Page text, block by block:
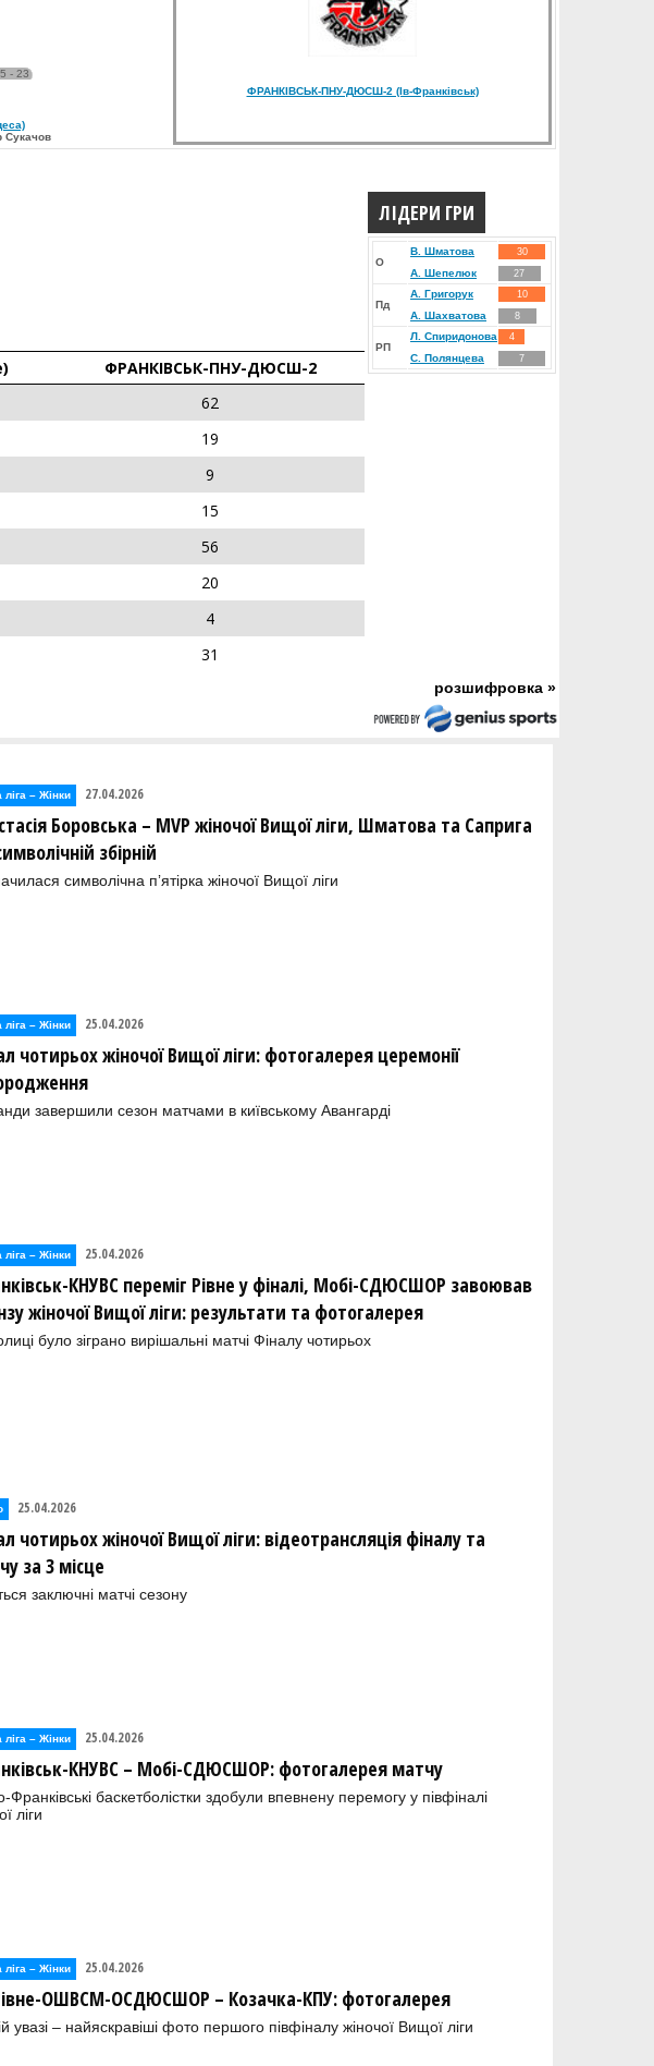
- 23
Сукачов
ФРАНКІВСЬК-ПНУ-ДЮСШ-2 (Ів-Франківськ)
ФРАНКІВСЬК-ПНУ-ДЮСШ-2
62
19
9
15
56
20
4
31
ЛІДЕРИ ГРИ
О
В. Шматова 30
А. Шепелюк 27
Пд
А. Григорук 10
А. Шахватова 8
РП
Л. Спиридонова 4
С. Полянцева 7
розшифровка »
лiга – Жiнки 27.04.2026
Боровська – MVP жіночої Вищої ліги, Шматова та Саприга
збірній
символічна пʼятірка жіночої Вищої ліги
лiга – Жiнки 25.04.2026
чотирьох жіночої Вищої ліги: фотогалерея церемонії
завершили сезон матчами в київському Авангарді
лiга – Жiнки 25.04.2026
КНУВС переміг Рівне у фіналі, Мобі-СДЮСШОР завоював
жіночої Вищої ліги: результати та фотогалерея
було зіграно вирішальні матчі Фіналу чотирьох
25.04.2026
чотирьох жіночої Вищої ліги: відеотрансляція фіналу та
за 3 місце
заключні матчі сезону
лiга – Жiнки 25.04.2026
КНУВС – Мобі-СДЮСШОР: фотогалерея матчу
Франківські баскетболістки здобули впевнену перемогу у півфіналі
ліги
лiга – Жiнки 25.04.2026
ОШВСМ-ОСДЮСШОР – Козачка-КПУ: фотогалерея
увазі – найяскравіші фото першого півфіналу жіночої Вищої ліги